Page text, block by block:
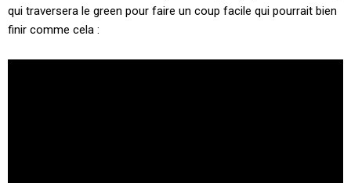
qui traversera le green pour faire un coup facile qui pourrait bien
finir comme cela :